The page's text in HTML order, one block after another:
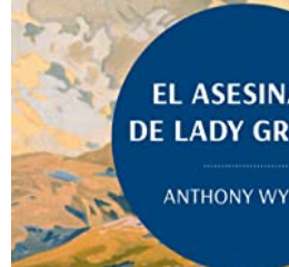
g